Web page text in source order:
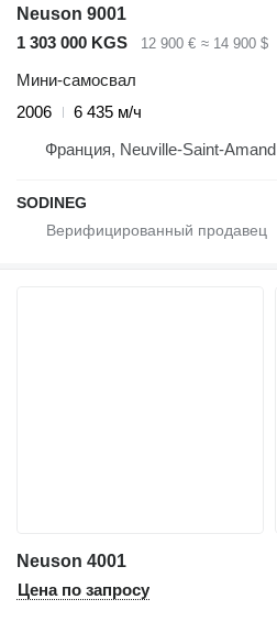
Neuson 9001
1 303 000 KGS
12 900 € ≈ 14 900 $
Мини-самосвал
2006
6 435 м/ч
Франция, Neuville-Saint-Amand
SODINEG
Neuson 4001
Цена по запросу